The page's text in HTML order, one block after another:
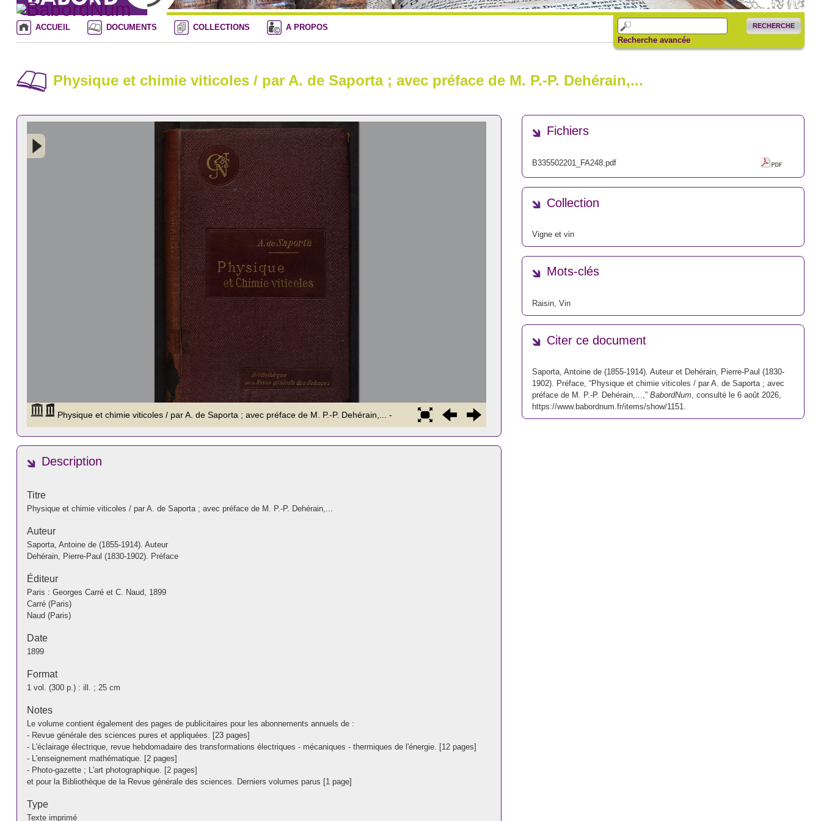
RECHERCHE
Recherche avancée
ACCUEIL DOCUMENTS COLLECTIONS A PROPOS
Physique et chimie viticoles / par A. de Saporta ; avec préface de M. P.-P. Dehérain,...
Description
Titre
Physique et chimie viticoles / par A. de Saporta ; avec préface de M. P.-P. Dehérain,...
Auteur
Saporta, Antoine de (1855-1914). Auteur
Dehérain, Pierre-Paul (1830-1902). Préface
Éditeur
Paris : Georges Carré et C. Naud, 1899
Carré (Paris)
Naud (Paris)
Date
1899
Format
1 vol. (300 p.) : ill. ; 25 cm
Notes
Le volume contient également des pages de publicitaires pour les abonnements annuels de :
- Revue générale des sciences pures et appliquées. [23 pages]
- L'éclairage électrique, revue hebdomadaire des transformations électriques - mécaniques - thermiques de l'énergie. [12 pages]
- L'enseignement mathématique. [2 pages]
- Photo-gazette ; L'art photographique. [2 pages]
et pour la Bibliothèque de la Revue générale des sciences. Derniers volumes parus [1 page]
Type
Texte imprimé
Fichiers
B335502201_FA248.pdf
Collection
Vigne et vin
Mots-clés
Raisin, Vin
Citer ce document
Saporta, Antoine de (1855-1914). Auteur et Dehérain, Pierre-Paul (1830-
1902). Préface, “Physique et chimie viticoles / par A. de Saporta ; avec
préface de M. P.-P. Dehérain,...,” BabordNum, consulté le 6 août 2026,
https://www.babordnum.fr/items/show/1151.